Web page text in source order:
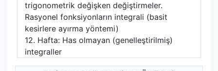
trigonometrik değişken değiştirmeler.
Rasyonel fonksiyonların integrali (basit
kesirlere ayırma yöntemi)
12. Hafta: Has olmayan (genelleştirilmiş)
integraller